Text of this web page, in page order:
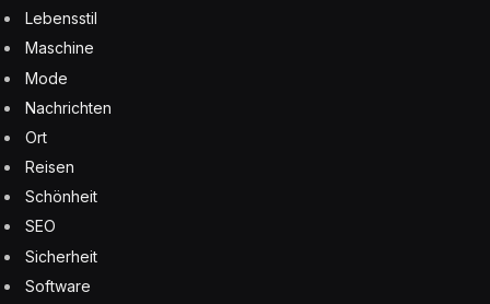
Lebensstil
Maschine
Mode
Nachrichten
Ort
Reisen
Schönheit
SEO
Sicherheit
Software